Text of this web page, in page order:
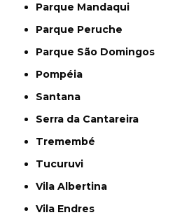
Parque Mandaqui
Parque Peruche
Parque São Domingos
Pompéia
Santana
Serra da Cantareira
Tremembé
Tucuruvi
Vila Albertina
Vila Endres